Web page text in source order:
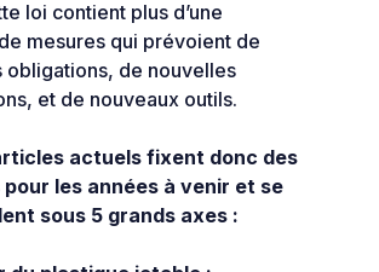
loi contient plus d’une
mesures qui prévoient de
obligations, de nouvelles
et de nouveaux outils.
actuels fixent donc des
les années à venir et se
sous 5 grands axes :